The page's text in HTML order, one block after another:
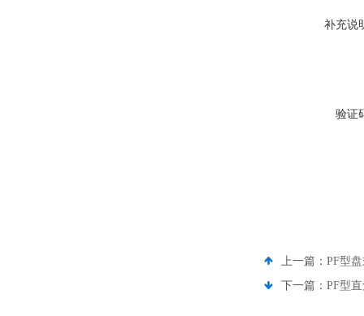
补充说
验证
上一篇： PF型
下一篇： PF型